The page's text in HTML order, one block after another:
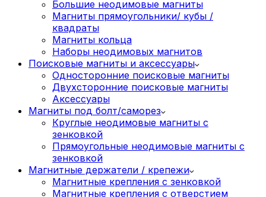
Большие неодимовые магниты
Магниты прямоугольники/ кубы /
квадраты
Магниты кольца
Наборы неодимовых магнитов
Поисковые магниты и аксессуары
Односторонние поисковые магниты
Двухсторонние поисковые магниты
Аксессуары
Магниты под болт/саморез
Круглые неодимовые магниты с
зенковкой
Прямоугольные неодимовые магниты с
зенковкой
Магнитные держатели / крепежи
Магнитные крепления с зенковкой
Магнитные крепления с отверстием